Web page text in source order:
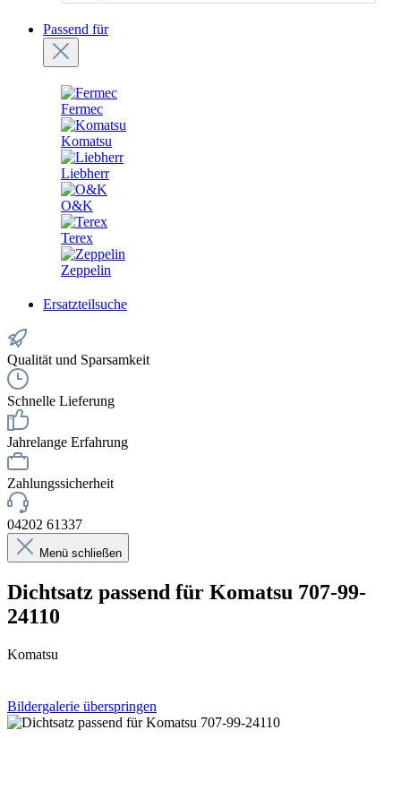
Passend für
Fermec
Komatsu
Liebherr
O&K
Terex
Zeppelin
Ersatzteilsuche
Qualität und Sparsamkeit
Schnelle Lieferung
Jahrelange Erfahrung
Zahlungssicherheit
04202 61337
Menü schließen
Dichtsatz passend für Komatsu 707-99-
24110
Komatsu
Bildergalerie überspringen